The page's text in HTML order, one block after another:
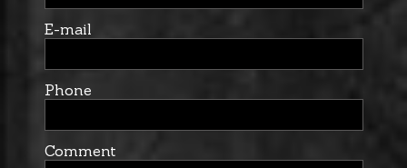
E-mail
Phone
Comment